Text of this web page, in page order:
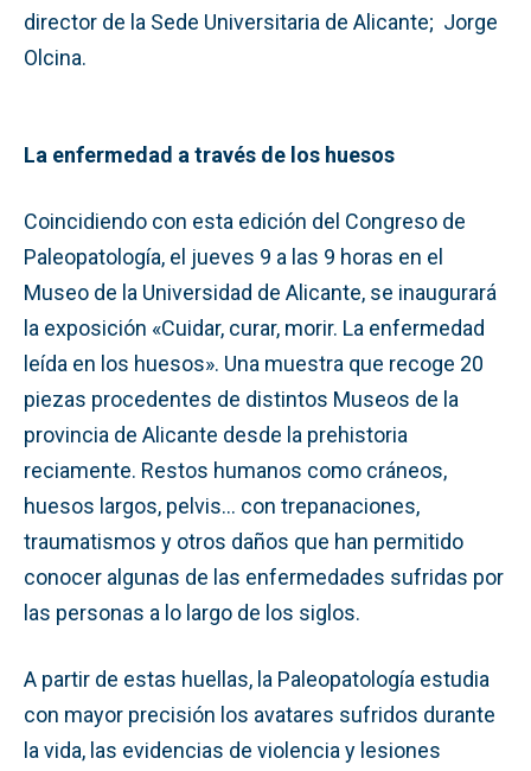
director de la Sede Universitaria de Alicante; Jorge
Olcina.
La enfermedad a través de los huesos
Coincidiendo con esta edición del Congreso de
Paleopatología, el jueves 9 a las 9 horas en el
Museo de la Universidad de Alicante, se inaugurará
la exposición «Cuidar, curar, morir. La enfermedad
leída en los huesos». Una muestra que recoge 20
piezas procedentes de distintos Museos de la
provincia de Alicante desde la prehistoria
reciamente. Restos humanos como cráneos,
huesos largos, pelvis… con trepanaciones,
traumatismos y otros daños que han permitido
conocer algunas de las enfermedades sufridas por
las personas a lo largo de los siglos.
A partir de estas huellas, la Paleopatología estudia
con mayor precisión los avatares sufridos durante
la vida, las evidencias de violencia y lesiones